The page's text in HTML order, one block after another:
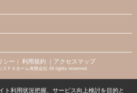
シー ｜ 利用規約 ｜アクセスマップ
スＦＡホーム有限会社 All rights reserved.
ト利用状況把握、サービス向上検討を目的と